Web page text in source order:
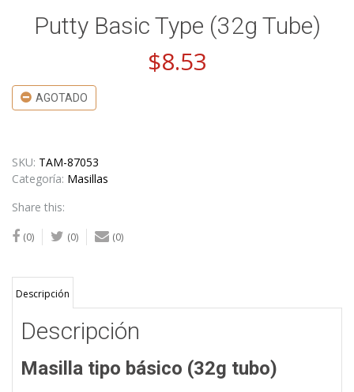
Putty Basic Type (32g Tube)
$8.53
AGOTADO
SKU: TAM-87053
Categoría: Masillas
Share this:
(0) (0) (0)
Descripción
Descripción
Masilla tipo básico (32g tubo)